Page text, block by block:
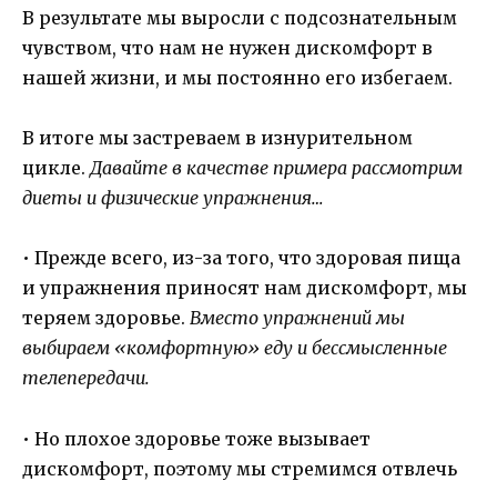
В результате мы выросли с подсознательным
чувством, что нам не нужен дискомфорт в
нашей жизни, и мы постоянно его избегаем.
В итоге мы застреваем в изнурительном
цикле.Давайте в качестве примера рассмотрим
диеты и физические упражнения…
• Прежде всего, из-за того, что здоровая пища
и упражнения приносят нам дискомфорт, мы
теряем здоровье. Вместо упражнений мы
выбираем «комфортную» еду и бессмысленные
телепередачи.
• Но плохое здоровье тоже вызывает
дискомфорт, поэтому мы стремимся отвлечь